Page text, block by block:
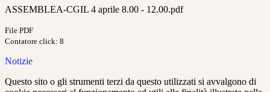
ASSEMBLEA-CGIL 4 aprile 8.00 - 12.00.pdf
File PDF
Contatore click: 8
Notizie
Questo sito o gli strumenti terzi da questo utilizzati si avvalgono di